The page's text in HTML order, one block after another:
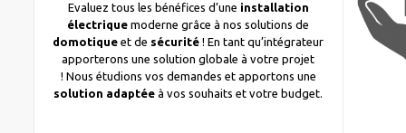
Evaluez tous les bénéfices d’une installation
électrique moderne grâce à nos solutions de
domotique et de sécurité ! En tant qu’intégrateur
apporterons une solution globale à votre projet
! Nous étudions vos demandes et apportons une
solution adaptéeà vos souhaits et votre budget.